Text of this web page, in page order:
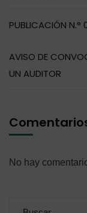
PUBLICACIÓN
AVISO DE
UN AUDITOR
No hay